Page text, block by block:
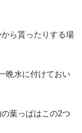
ら貰ったりする場
晩水に付けておい
葉っぱはこの2つ